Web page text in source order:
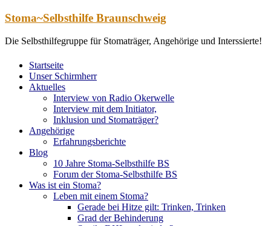
Zum
springen
Stoma~Selbsthilfe Braunschweig
Die Selbsthilfegruppe für Stomaträger, Angehörige und Interssierte!
Startseite
Unser Schirmherr
Aktuelles
Interview von Radio Okerwelle
Interview mit dem Initiator,
Inklusion und Stomaträger?
Angehörige
Erfahrungsberichte
Blog
10 Jahre Stoma-Selbsthilfe BS
Forum der Stoma-Selbsthilfe BS
Was ist ein Stoma?
Leben mit einem Stoma?
Gerade bei Hitze gilt: Trinken, Trinken
Grad der Behinderung